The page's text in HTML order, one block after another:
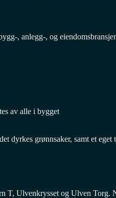
, anlegg-, og
av alle i bygget
dyrkes grønnsaker, samt et
Ulvenkrysset og Ulven Torg.